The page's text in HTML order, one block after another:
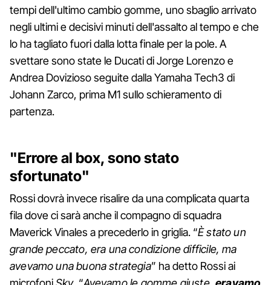
tempi dell'ultimo cambio gomme, uno sbaglio arrivato
negli ultimi e decisivi minuti dell'assalto al tempo e che
lo ha tagliato fuori dalla lotta finale per la pole. A
svettare sono state le Ducati di Jorge Lorenzo e
Andrea Dovizioso seguite dalla Yamaha Tech3 di
Johann Zarco, prima M1 sullo schieramento di
partenza.
"Errore al box, sono stato
sfortunato"
Rossi dovrà invece risalire da una complicata quarta
fila dove ci sarà anche il compagno di squadra
Maverick Vinales a precederlo in griglia. “È stato un
grande peccato, era una condizione difficile, ma
avevamo una buona strategia” ha detto Rossi ai